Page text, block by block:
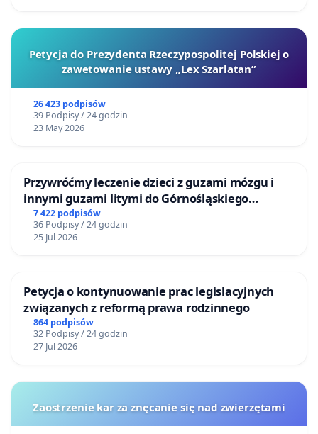
Petycja do Prezydenta Rzeczypospolitej Polskiej o
zawetowanie ustawy „Lex Szarlatan”
26 423 podpisów
39 Podpisy / 24 godzin
23 May 2026
Przywróćmy leczenie dzieci z guzami mózgu i
innymi guzami litymi do Górnośląskiego
Centrum Zdrowia Dziecka w Katowicach
7 422 podpisów
36 Podpisy / 24 godzin
25 Jul 2026
Petycja o kontynuowanie prac legislacyjnych
związanych z reformą prawa rodzinnego
864 podpisów
32 Podpisy / 24 godzin
27 Jul 2026
Zaostrzenie kar za znęcanie się nad zwierzętami